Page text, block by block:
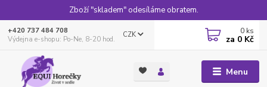
Zboží "skladem" odesíláme obratem.
Menu
CZK
+420 737 484 708
Výdejna e-shopu: Po-Ne, 8-20 hod.
0 ks
za 0 Kč